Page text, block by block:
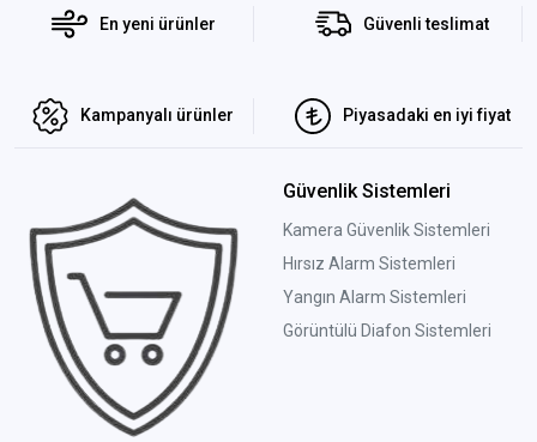
En yeni ürünler Güvenli teslimat
Kampanyalı ürünler Piyasadaki en iyi fiyat
Güvenlik Sistemleri
Kamera Güvenlik Sistemleri
Hırsız Alarm Sistemleri
Yangın Alarm Sistemleri
Görüntülü Diafon Sistemleri